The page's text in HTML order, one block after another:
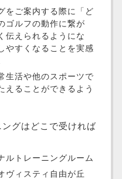
をご案内する際に「ど
ゴルフの動作に繋が
伝えられるようにな
やすくなることを実感
生活や他のスポーツで
えることができるよう
グはどこで受ければ
ルトレーニングルーム
ヴィスティ自由が丘